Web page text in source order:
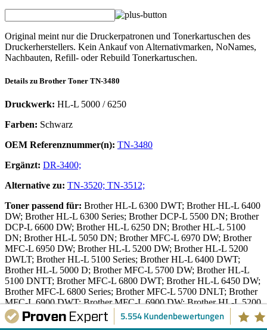
Original meint nur die Druckerpatronen und Tonerkartuschen des
Druckerherstellers. Kein Ankauf von Alternativmarken, NoNames,
Nachbauten, Refill- oder Rebuild Tonerkartuschen.
Details zu Brother Toner TN-3480
Druckwerk: HL-L 5000 / 6250
Farben: Schwarz
OEM Referenznummer(n): TN-3480
Ergänzt: DR-3400;
Alternative zu: TN-3520; TN-3512;
Toner passend für: Brother HL-L 6300 DWT; Brother HL-L 6400
DW; Brother HL-L 6300 Series; Brother DCP-L 5500 DN; Brother
DCP-L 6600 DW; Brother HL-L 6250 DN; Brother HL-L 5100
DN; Brother HL-L 5050 DN; Brother MFC-L 6970 DW; Brother
MFC-L 6950 DW; Brother HL-L 5200 DW; Brother HL-L 5200
DWLT; Brother HL-L 5100 Series; Brother HL-L 6400 DWT;
Brother HL-L 5000 D; Brother MFC-L 5700 DW; Brother HL-L
5100 DNTT; Brother MFC-L 6800 DWT; Brother HL-L 6450 DW;
Brother MFC-L 6800 Series; Brother MFC-L 5700 DNLT; Brother
MFC-L 6900 DWT; Brother MFC-L 6900 DW; Brother HL-L 5200
DWT; Brother HL-L 6300 DW; Brother HL-L 6400 DWTT;
Brother HL-L 5100 DNT; Brother MFC-L 5700 DN; Brother MFC-
5.554 Kundenbewertungen